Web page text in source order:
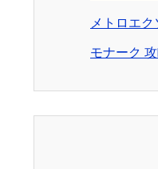
メトロエ
モナーク